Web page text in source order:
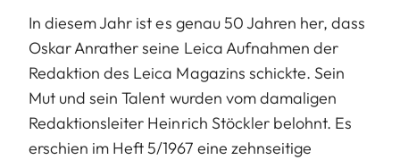
In diesem Jahr ist es genau 50 Jahren her, dass
Oskar Anrather seine Leica Aufnahmen der
Redaktion des Leica Magazins schickte. Sein
Mut und sein Talent wurden vom damaligen
Redaktionsleiter Heinrich Stöckler belohnt. Es
erschien im Heft 5/1967 eine zehnseitige